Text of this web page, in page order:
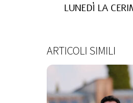
LUNEDÌ LA
ARTICOLI SIMILI